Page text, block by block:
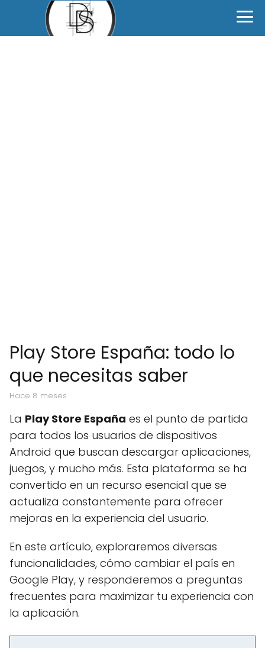
Play Store España: todo lo
que necesitas saber
hace 8 meses
La Play Store España es el punto de partida
para todos los usuarios de dispositivos
Android que buscan descargar aplicaciones,
juegos, y mucho más. Esta plataforma se ha
convertido en un recurso esencial que se
actualiza constantemente para ofrecer
mejoras en la experiencia del usuario.
En este artículo, exploraremos diversas
funcionalidades, cómo cambiar el país en
Google Play, y responderemos a preguntas
frecuentes para maximizar tu experiencia con
la aplicación.